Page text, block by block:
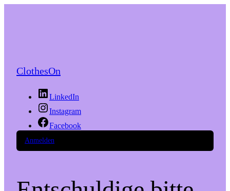
ClothesOn
LinkedIn
Instagram
Facebook
Anmelden